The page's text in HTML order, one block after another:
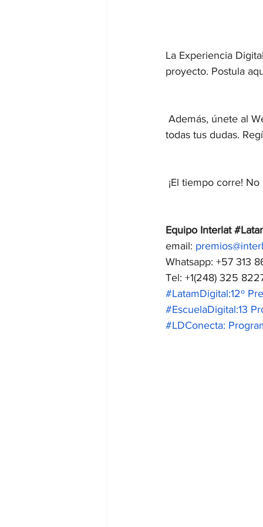
La Experiencia
proyecto. Postula
Además, únete al
todas tus dudas.
¡El tiempo corre!
Equipo Interlat
email:
Whatsapp: +57 313
Tel: +1(248) 325
#LatamDigital:12º
#EscuelaDigital:13
#LDConecta: